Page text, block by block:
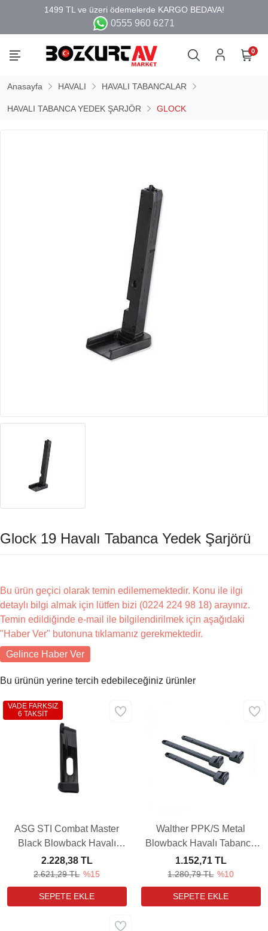
0555 960 6271
0
Anasayfa HAVALI HAVALI TABANCALAR
HAVALI TABANCA YEDEK ŞARJÖR GLOCK
Glock 19 Havalı Tabanca Yedek Şarjörü
Bu ürün geçici olarak temin edilememektedir. Konu ile ilgi
detaylı bilgi almak için lütfen bizi (0224 224 98 18) arayınız.
Temin edildiğinde e-mail ile bilgilendirilmek için aşağıdaki
"Haber Ver" butonuna tıklamanız gerekmektedir.
Gelince Haber Ver
Bu ürünün yerine tercih edebileceğiniz ürünler
ASG STI Combat Master
Black Blowback Havalı
Tabanca Yedek Şarjörü
2.621,29 TL %15
2.228,38 TL
VADE FARKSIZ
6 TAKSİT
Walther PPK/S Metal
Blowback Havalı Tabanca
Yedek Şarjörü (3 Adet)
1.280,79 TL %10
1.152,71 TL